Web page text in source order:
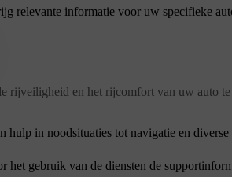
relevante informatie voor uw specifieke
rijveiligheid en het rijcomfort van uw auto
hulp in noodsituaties tot navigatie en
het gebruik van de diensten de